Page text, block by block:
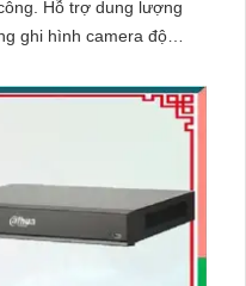
lượng
ghi hình camera độ
suất mạnh mẽ, tính